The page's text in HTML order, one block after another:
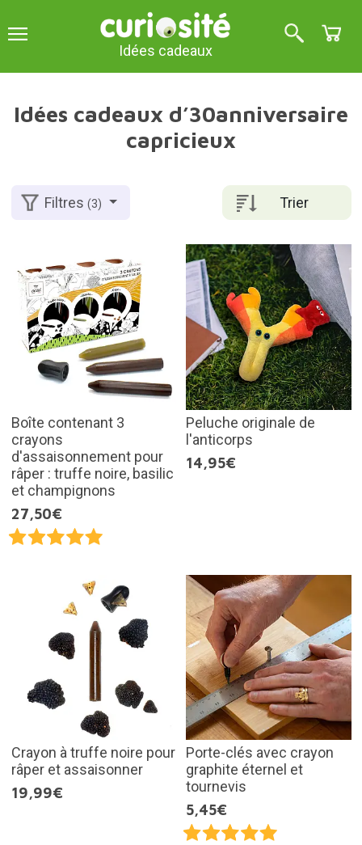
Idées cadeaux
Idées cadeaux d’30anniversaire
capricieux
Trier
Filtres(3)
Boîte contenant 3
crayons
d'assaisonnement pour
râper : truffe noire, basilic
et champignons
27,50€
Peluche originale de
l'anticorps
14,95€
Crayon à truffe noire pour
râper et assaisonner
19,99€
Porte-clés avec crayon
graphite éternel et
tournevis
5,45€